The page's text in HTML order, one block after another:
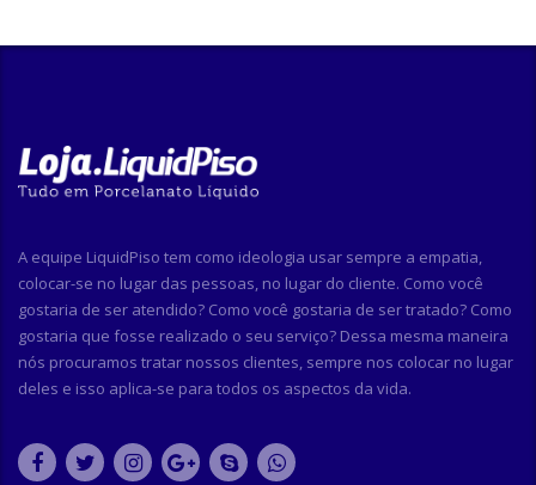
A equipe LiquidPiso tem como ideologia usar sempre a empatia,
colocar-se no lugar das pessoas, no lugar do cliente. Como você
gostaria de ser atendido? Como você gostaria de ser tratado? Como
gostaria que fosse realizado o seu serviço? Dessa mesma maneira
nós procuramos tratar nossos clientes, sempre nos colocar no lugar
deles e isso aplica-se para todos os aspectos da vida.